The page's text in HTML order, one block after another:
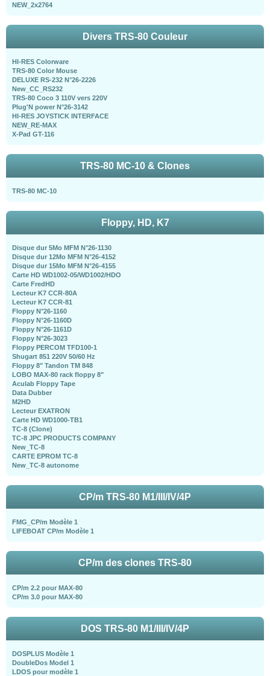
NEW_2x2764
Divers TRS-80 Couleur
HI-RES Colorware
TRS-80 Color Mouse
DELUXE RS-232 N°26-2226
New_CC_RS232
TRS-80 Coco 3 110V vers 220V
Plug'N power N°26-3142
HI-RES JOYSTICK INTERFACE
NEW_RE-MAX
X-Pad GT-116
TRS-80 MC-10 & Clones
TRS-80 MC-10
Floppy, HD, K7
Disque dur 5Mo MFM N°26-1130
Disque dur 12Mo MFM N°26-4152
Disque dur 15Mo MFM N°26-4155
Carte HD WD1002-05/WD1002/HDO
Carte FredHD
Lecteur K7 CCR-80A
Lecteur K7 CCR-81
Floppy N°26-1160
Floppy N°26-1160D
Floppy N°26-1161D
Floppy N°26-3023
Floppy PERCOM TFD100-1
Shugart 851 220V 50/60 Hz
Floppy 8" Tandon TM 848
LOBO MAX-80 rack floppy 8"
Aculab Floppy Tape
Data Dubber
M2HD
Lecteur EXATRON
Carte HD WD1000-TB1
TC-8 (Clone)
TC-8 JPC PRODUCTS COMPANY
New_TC-8
CARTE EPROM TC-8
New_TC-8 autonome
CP/m TRS-80 M1/III/IV/4P
FMG_CP/m Modèle 1
LIFEBOAT CP/m Modèle 1
CP/m des clones TRS-80
CP/m 2.2 pour MAX-80
CP/m 3.0 pour MAX-80
DOS TRS-80 M1/III/IV/4P
DOSPLUS Modèle 1
DoubleDos Model 1
LDOS pour modèle 1